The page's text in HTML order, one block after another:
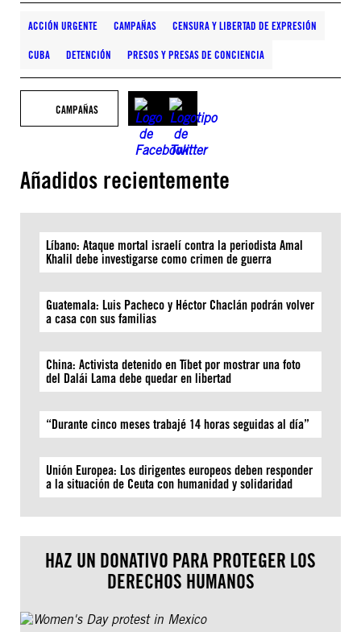
ACCIÓN URGENTE CAMPAÑAS CENSURA Y LIBERTAD DE EXPRESIÓN
CUBA DETENCIÓN PRESOS Y PRESAS DE CONCIENCIA
CAMPAÑAS
Añadidos recientemente
Líbano: Ataque mortal israelí contra la periodista Amal
Khalil debe investigarse como crimen de guerra
Guatemala: Luis Pacheco y Héctor Chaclán podrán volver
a casa con sus familias
China: Activista detenido en Tíbet por mostrar una foto
del Dalái Lama debe quedar en libertad
“Durante cinco meses trabajé 14 horas seguidas al día”
Unión Europea: Los dirigentes europeos deben responder
a la situación de Ceuta con humanidad y solidaridad
HAZ UN DONATIVO PARA PROTEGER LOS
DERECHOS HUMANOS